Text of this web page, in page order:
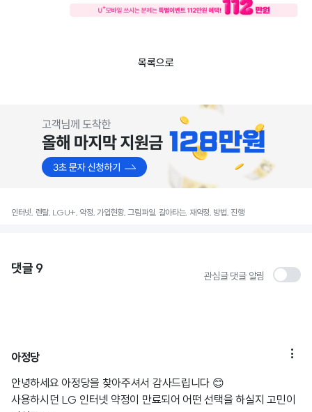
목록으로
인터넷, 렌탈, LGU+, 약정, 가입현황, 그림파일, 갈아타는, 재약정, 방법, 진행
댓글 9 관심글 댓글 알림
아정당 
안녕하세요 아정당을 찾아주셔서 감사드립니다 😊
사용하시던 LG 인터넷 약정이 만료되어 어떤 선택을 하실지 고민이